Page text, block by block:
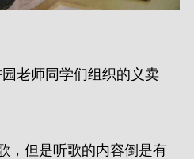
老师同学们组织的义卖
，但是听歌的内容倒是有